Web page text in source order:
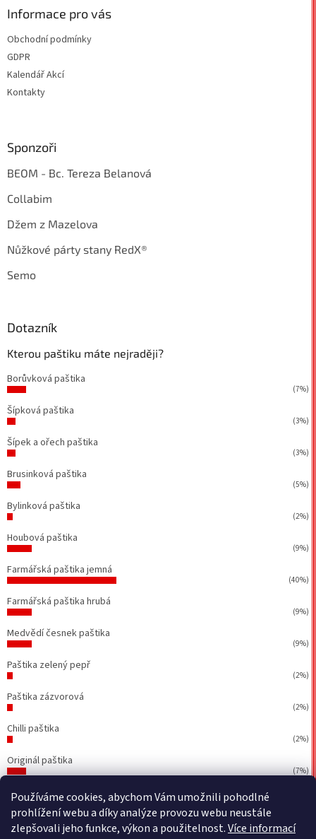
Používáme cookies, abychom Vám umožnili pohodlné
prohlížení webu a díky analýze provozu webu neustále
zlepšovali jeho funkce, výkon a použitelnost.Více informací
Informace pro vás
Obchodní podmínky
GDPR
Kalendář Akcí
Kontakty
Sponzoři
BEOM - Bc. Tereza Belanová
Collabim
Džem z Mazelova
Nůžkové párty stany RedX®
Semo
Dotazník
Kterou paštiku máte nejraději?
Borůvková paštika
(7%)
Šípková paštika
(3%)
Šípek a ořech paštika
(3%)
Brusinková paštika
(5%)
Bylinková paštika
(2%)
Houbová paštika
(9%)
Farmářská paštika jemná
(40%)
Farmářská paštika hrubá
(9%)
Medvědí česnek paštika
(9%)
Paštika zelený pepř
(2%)
Paštika zázvorová
(2%)
Chilli paštika
(2%)
Originál paštika
(7%)
Počet hlasů:43